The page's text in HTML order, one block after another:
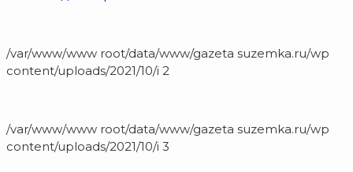
/var/www/www root/data/www/gazeta suzemka.ru/wp
content/uploads/2021/10/i 2
/var/www/www root/data/www/gazeta suzemka.ru/wp
content/uploads/2021/10/i 3